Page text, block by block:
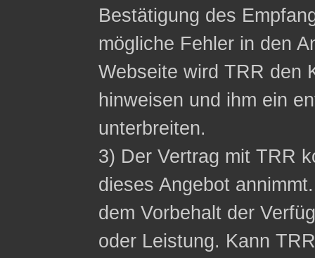
Bestätigung des
mögliche Fehler in den
Webseite wird TRR den
hinweisen und ihm ein
unterbreiten.
3) Der Vertrag mit TRR
dieses Angebot
dem Vorbehalt der
oder Leistung. Kann